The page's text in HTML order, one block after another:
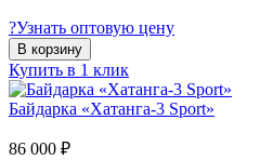
?Узнать оптовую цену
В корзину
Купить в 1 клик
Байдарка «Хатанга-3 Sport»
86 000 ₽